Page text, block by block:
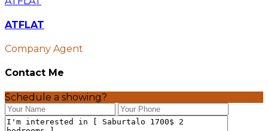
ATFLAT
Company Agent
Contact Me
Schedule a showing?